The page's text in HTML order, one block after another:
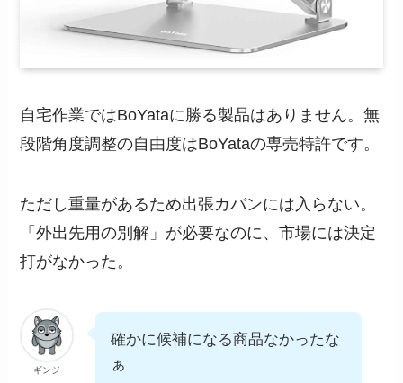
自宅作業ではBoYataに勝る製品はありません。無
段階角度調整の自由度はBoYataの専売特許です。
ただし重量があるため出張カバンには入らない。
「外出先用の別解」が必要なのに、市場には決定
打がなかった。
ギンジ
確かに候補になる商品なかったな
ぁ